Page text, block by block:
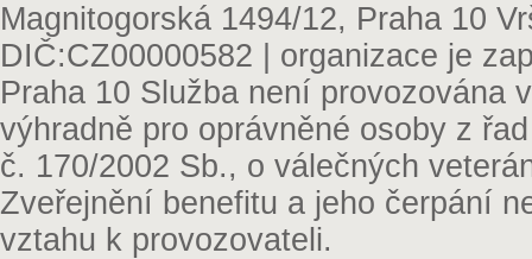
Magnitogorská 1494/12, Praha 10
DIČ:CZ00000582 | organizace je
Praha 10 Služba není provozována
výhradně pro oprávněné osoby z
č. 170/2002 Sb., o válečných
Zveřejnění benefitu a jeho čerpání
vztahu k provozovateli.